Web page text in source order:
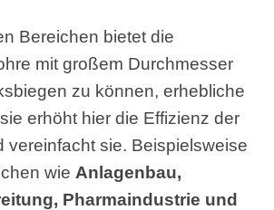
Bereichen bietet die
mit großem Durchmesser
zu können, erhebliche
erhöht hier die Effizienz der
vereinfacht sie. Beispielsweise
wie Anlagenbau,
Pharmaindustrie und